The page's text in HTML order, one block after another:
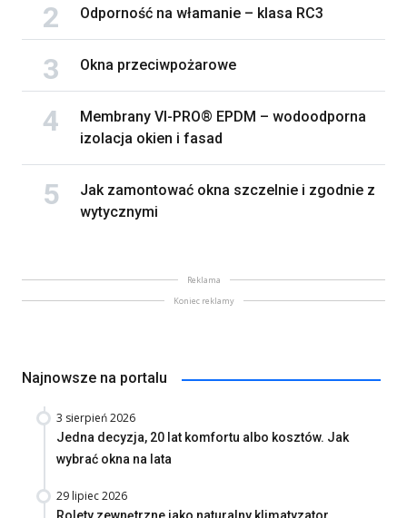
Odporność na włamanie – klasa RC3
Okna przeciwpożarowe
Membrany VI-PRO® EPDM – wodoodporna
izolacja okien i fasad
Jak zamontować okna szczelnie i zgodnie z
wytycznymi
Reklama
Koniec reklamy
Najnowsze na portalu
3 sierpień 2026
Jedna decyzja, 20 lat komfortu albo kosztów. Jak
wybrać okna na lata
29 lipiec 2026